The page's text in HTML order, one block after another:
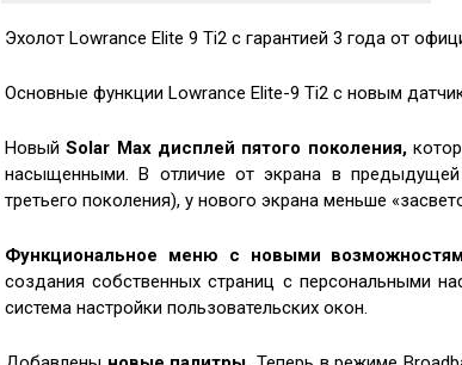
Эхолот Lowrance Elite 9 Ti2 c гарантией 3 года от
Основные функции Lowrance Elite-9 Ti2 с новым
НовыйSolar Max дисплей пятого поколения,
насыщенными. В отличие от экрана в
третьего поколения), у нового экрана меньше
Функциональное меню с новыми
создания собственных страниц с персональными
система настройки пользовательских окон.